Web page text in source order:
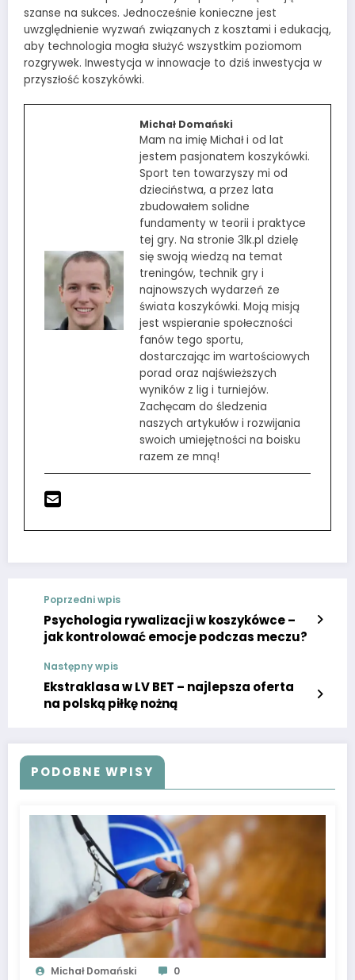
szanse na sukces. Jednocześnie konieczne jest
uwzględnienie wyzwań związanych z kosztami i edukacją,
aby technologia mogła służyć wszystkim poziomom
rozgrywek. Inwestycja w innowacje to dziś inwestycja w
przyszłość koszykówki.
Michał Domański
Mam na imię Michał i od lat
jestem pasjonatem koszykówki.
Sport ten towarzyszy mi od
dzieciństwa, a przez lata
zbudowałem solidne
fundamenty w teorii i praktyce
tej gry. Na stronie 3lk.pl dzielę
się swoją wiedzą na temat
treningów, technik gry i
najnowszych wydarzeń ze
świata koszykówki. Moją misją
jest wspieranie społeczności
fanów tego sportu,
dostarczając im wartościowych
porad oraz najświeższych
wyników z lig i turniejów.
Zachęcam do śledzenia
naszych artykułów i rozwijania
swoich umiejętności na boisku
razem ze mną!
Poprzedni wpis
Psychologia rywalizacji w koszykówce –
jak kontrolować emocje podczas meczu?
Następny wpis
Ekstraklasa w LV BET – najlepsza oferta
na polską piłkę nożną
PODOBNE WPISY
Michał Domański 0